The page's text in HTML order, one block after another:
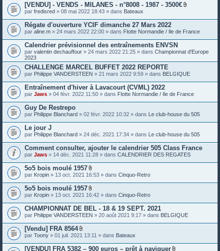
e
s
[VENDU] - VENDS - MILANES - n°8008 - 1987 - 3500€
è
e
s
o
n
e
s
par fredisred » 08 mai 2022 18:43 » dans Bateaux
Régate d'ouverture YCIF dimanche 27 Mars 2022
par aline.m » 24 mars 2022 22:00 » dans Flotte Normandie / Ile de France
Calendrier prévisionnel des entraînements ENVSN
par valentin dechauffour » 24 mars 2022 21:25 » dans Championnat d'Europe
2023
CHALLENGE MARCEL BUFFET 2022 REPORTE
par Philippe VANDERSTEEN » 21 mars 2022 9:59 » dans BELGIQUE
Entraînement d'hiver à Lavacourt (CVML) 2022
par Jaws » 04 févr. 2022 11:50 » dans Flotte Normandie / Ile de France
Guy De Restrepo
par Philippe Blanchard » 02 févr. 2022 10:32 » dans Le club-house du 505
Le jour J
par Philippe Blanchard » 24 déc. 2021 17:34 » dans Le club-house du 505
Comment consulter, ajouter le calendrier 505 Class France
par Jaws » 14 déc. 2021 11:28 » dans CALENDRIER DES REGATES
5o5 bois moulé 1957
P
è
e
s
o
t
e
s
par Kropin » 13 oct. 2021 16:53 » dans Cinquo-Retro
5o5 bois moulé 1957
P
è
c
e
s
o
n
par Kropin » 13 oct. 2021 16:42 » dans Cinquo-Retro
CHAMPIONNAT DE BEL - 18 & 19 SEPT. 2021
par Philippe VANDERSTEEN » 20 août 2021 9:17 » dans BELGIQUE
[Vendu] FRA 8564
P
è
par Toony » 01 juil. 2021 13:11 » dans Bateaux
[VENDU] FRA 5382 – 900 euros – prêt à naviguer